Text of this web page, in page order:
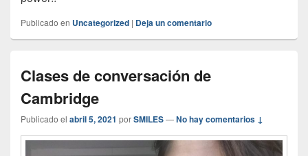
Publicado en Uncategorized | Deja un comentario
Clases de conversación de
Cambridge
Publicado el abril 5, 2021 porSMILES—No hay comentarios ↓